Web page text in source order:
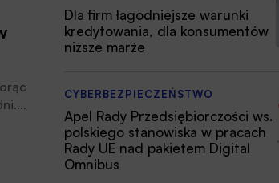
Dla firm łagodniejsze warunki
kredytowania, dla konsumentów
niższe marże
CYBERBEZPIECZEŃSTWO
Apel Rady Przedsiębiorczości ws.
polskiego stanowiska w pracach
Rady UE nad pakietem Digital
Omnibus